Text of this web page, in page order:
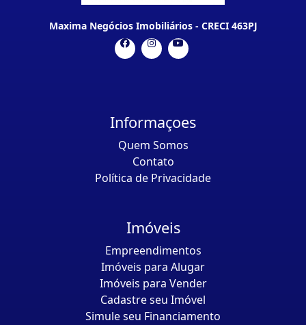
Maxima Negócios Imobiliários - CRECI 463PJ
Informaçoes
Quem Somos
Contato
Política de Privacidade
Imóveis
Empreendimentos
Imóveis para Alugar
Imóveis para Vender
Cadastre seu Imóvel
Simule seu Financiamento